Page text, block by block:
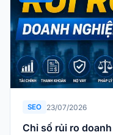
SEO 23/07/2026
Chỉ số rủi ro